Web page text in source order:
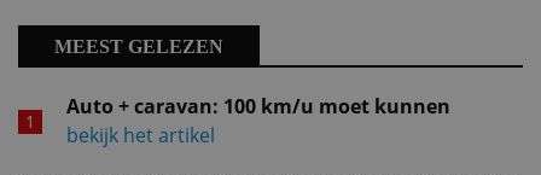
MEEST GELEZEN
Auto + caravan: 100 km/u moet kunnen
bekijk het artikel